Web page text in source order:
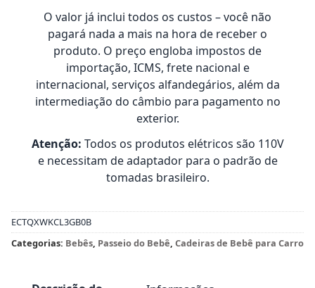
O valor já inclui todos os custos – você não
pagará nada a mais na hora de receber o
produto. O preço engloba impostos de
importação, ICMS, frete nacional e
internacional, serviços alfandegários, além da
intermediação do câmbio para pagamento no
exterior.
Atenção: Todos os produtos elétricos são 110V
e necessitam de adaptador para o padrão de
tomadas brasileiro.
ECTQXWKCL3GB0B
Categorias: Bebês, Passeio do Bebê, Cadeiras de Bebê para Carro